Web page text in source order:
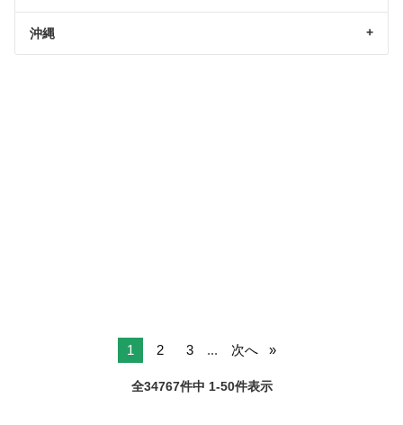
沖縄
1 2 3 ... 次へ
全34767件中 1-50件表示